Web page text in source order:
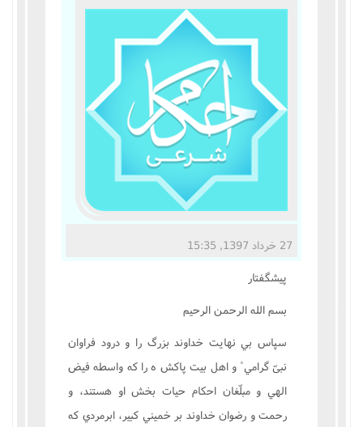
27 خرداد 1397, 15:35
پيشگفتار
بسم الله الرحمن الرحيم
سپاس بي نهايت خداوند بزرگ را و درود فراوان
نبىّ گرامي ْ و اهل بيت پاکش ه را که واسطه فيض
الهي و مبلّغان احکام حيات بخش او هستند، و
رحمت و رضوان خداوند بر خميني کبير، ابرمردي که